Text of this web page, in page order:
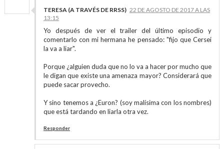
TERESA (A TRAVÉS DE RRSS) 22 DE AGOSTO DE 2017 A LAS
13:15
Yo después de ver el trailer del último episodio y
comentarlo con mi hermana he pensado: "fijo que Cersei
la va a liar".
Porque ¿alguien duda que no lo va a hacer por mucho que
le digan que existe una amenaza mayor? Considerará que
puede sacar provecho.
Y sino tenemos a ¿Euron? (soy malísima con los nombres)
que está tardando en liarla otra vez.
Responder